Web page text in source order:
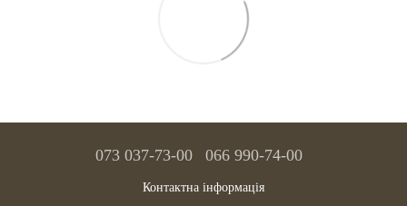
073 037-73-00 066 990-74-00
Контактна інформація